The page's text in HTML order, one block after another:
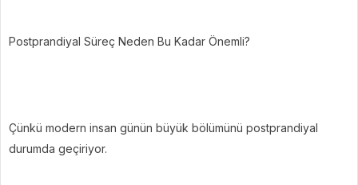
Postprandiyal Süreç Neden Bu Kadar Önemli?
Çünkü modern insan günün büyük bölümünü postprandiyal
durumda geçiriyor.